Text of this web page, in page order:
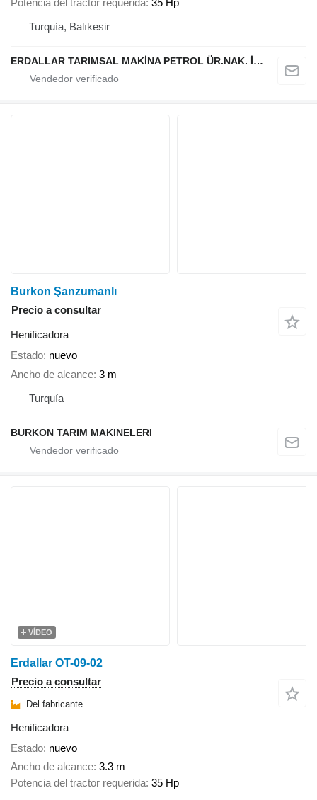
Potencia del tractor requerida 35 Hp
Turquía, Balıkesir
ERDALLAR TARIMSAL MAKİNA PETROL ÜR.NAK. İNŞ. HAYV. SAN. VE TİC. LTD ŞTİ
Burkon Şanzumanlı
Precio a consultar
Henificadora
Estado nuevo
Ancho de alcance 3 m
Turquía
BURKON TARIM MAKINELERI
VÍDEO
Erdallar OT-09-02
Precio a consultar
Del fabricante
Henificadora
Estado nuevo
Ancho de alcance 3.3 m
Potencia del tractor requerida 35 Hp